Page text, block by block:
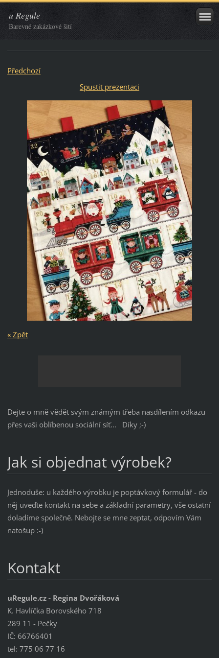
u Regule
Barevné zakázkové šití
Předchozí
Spustit prezentaci
« Zpět
Dejte o mně vědět svým známým třeba nasdílením odkazu
přes vaši oblíbenou sociální síť... Díky ;-)
Jak si objednat výrobek?
Jednoduše: u každého výrobku je poptávkový formulář - do
něj uveďte kontakt na sebe a základní parametry, vše ostatní
doladíme společně. Nebojte se mne zeptat, odpovím Vám
natošup :-)
Kontakt
uRegule.cz - Regina Dvořáková
K. Havlíčka Borovského 718
289 11 - Pečky
IČ: 66766401
tel: 775 06 77 16